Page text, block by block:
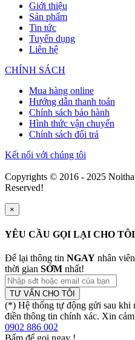
Giới thiệu
Sản phẩm
Tin tức
Tuyển dụng
Liên hệ
CHÍNH SÁCH
Mua hàng online
Hướng dẫn thanh toán
Chính sách bảo hành
Hình thức vận chuyển
Chính sách đổi trả
Kết nối với chúng tôi
Copyrights © 2016 - 2025
Reserved!
×
YÊU CẦU GỌI LẠI CHO TÔI
Để lại thông tin NGAY nhân
thời gian SỚM nhất!
TƯ VẤN CHO TÔI
(*) Hệ thống tự động gửi sau khi
điền thông tin chính xác. Xin
0902 886 002
Bấm để gọi ngay !